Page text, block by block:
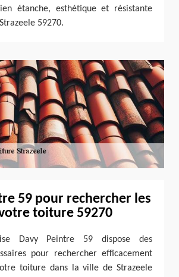
étanche, esthétique et résistante
59270.
59 pour rechercher les
toiture 59270
Davy Peintre 59 dispose des
pour rechercher efficacement
toiture dans la ville de Strazeele